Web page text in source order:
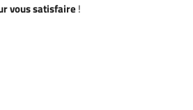
vous satisfaire !